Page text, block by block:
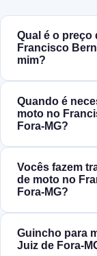
Qual é o preço
Francisco
mim?
Quando é
moto no
Fora‑MG?
Vocês fazem
de moto no
Fora‑MG?
Guincho para
Juiz de